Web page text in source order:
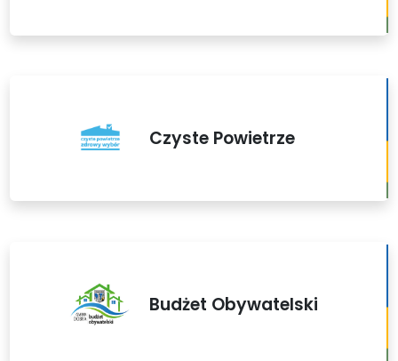
Czyste Powietrze
Budżet Obywatelski